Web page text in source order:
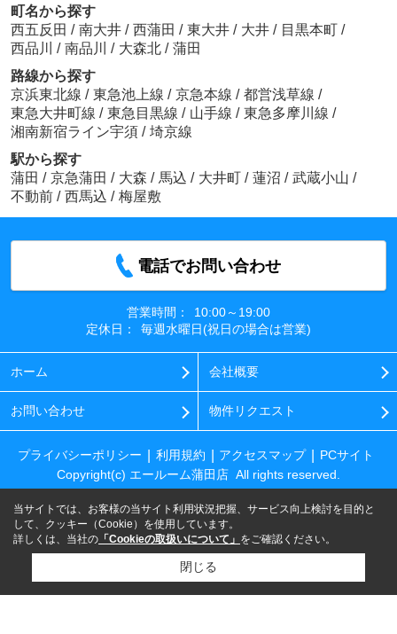
町名から探す
西五反田 / 南大井 / 西蒲田 / 東大井 / 大井 / 目黒本町 /
西品川 / 南品川 / 大森北 / 蒲田
路線から探す
京浜東北線 / 東急池上線 / 京急本線 / 都営浅草線 /
東急大井町線 / 東急目黒線 / 山手線 / 東急多摩川線 /
湘南新宿ライン宇須 / 埼京線
駅から探す
蒲田 / 京急蒲田 / 大森 / 馬込 / 大井町 / 蓮沼 / 武蔵小山 /
不動前 / 西馬込 / 梅屋敷
電話でお問い合わせ
営業時間：
10:00～19:00
定休日：
毎週水曜日(祝日の場合は営業)
ホーム 会社概要
お問い合わせ 物件リクエスト
プライバシーポリシー 利用規約 アクセスマップ
PCサイト
Copyright(c) エールーム蒲田店 All rights reserved.
当サイトでは、お客様の当サイト利用状況把握、サービス向上検討を目的と
して、クッキー（Cookie）を使用しています。
詳しくは、当社の 「Cookieの取扱いについて」 をご確認ください。
閉じる